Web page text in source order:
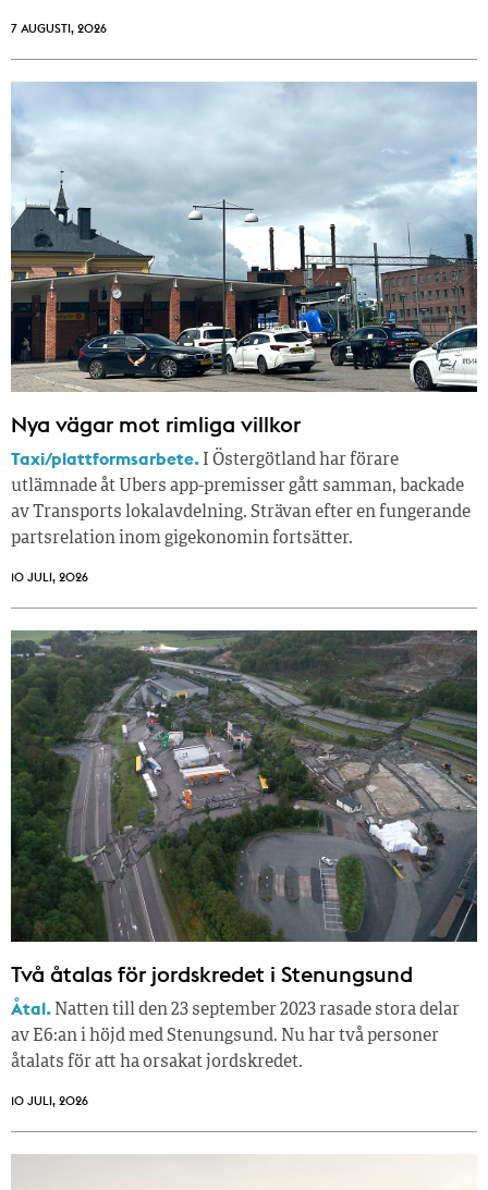
7 AUGUSTI, 2026
Nya vägar mot rimliga villkor
Taxi/plattformsarbete. I Östergötland har förare
utlämnade åt Ubers app-premisser gått samman, backade
av Transports lokalavdelning. Strävan efter en fungerande
partsrelation inom gigekonomin fortsätter.
10 JULI, 2026
Två åtalas för jordskredet i Stenungsund
Åtal. Natten till den 23 september 2023 rasade stora delar
av E6:an i höjd med Stenungsund. Nu har två personer
åtalats för att ha orsakat jordskredet.
10 JULI, 2026